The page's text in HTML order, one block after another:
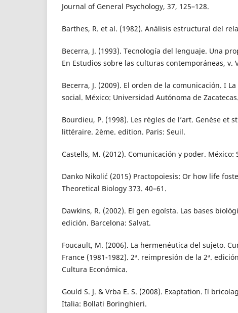
Journal of General Psychology, 37, 125–128.
Barthes, R. et al. (1982). Análisis estructural del
Becerra, J. (1993). Tecnología del lenguaje. Una
En Estudios sobre las culturas contemporáneas, v.
Becerra, J. (2009). El orden de la comunicación. I
social. México: Universidad Autónoma de Zacatecas.
Bourdieu, P. (1998). Les règles de l’art. Genèse et
littéraire. 2ème. edition. Paris: Seuil.
Castells, M. (2012). Comunicación y poder. México:
Danko Nikolić (2015) Practopoiesis: Or how life
Theoretical Biology 373. 40–61.
Dawkins, R. (2002). El gen egoísta. Las bases
edición. Barcelona: Salvat.
Foucault, M. (2006). La hermenéutica del sujeto.
France (1981-1982). 2ª. reimpresión de la 2ª.
Cultura Económica.
Gould S. J. & Vrba E. S. (2008). Exaptation. Il
Italia: Bollati Boringhieri.